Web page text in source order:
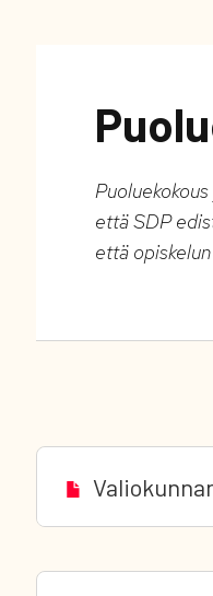
että SDP
että